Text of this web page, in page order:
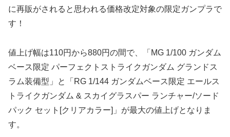
に再販がされると思われる価格改定対象の限定ガンプラで
す！
値上げ幅は110円から880円の間で、「MG 1/100 ガンダム
ベース限定 パーフェクトストライクガンダム グランドス
ラム装備型」と「RG 1/144 ガンダムベース限定 エールス
トライクガンダム & スカイグラスパー ランチャー/ソード
パック セット[クリアカラー]」が最大の値上げとなりま
す。